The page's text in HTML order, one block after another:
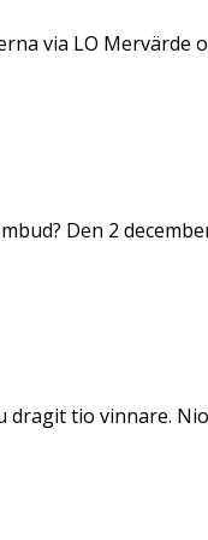
via LO Mervärde
Den 2
dragit tio vinnare.